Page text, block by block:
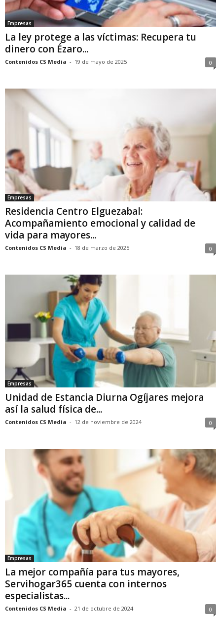
Empresas
La ley protege a las víctimas: Recupera tu
dinero con Ézaro...
Contenidos CS Media - 19 de mayo de 2025 0
Empresas
Residencia Centro Elguezabal:
Acompañamiento emocional y calidad de
vida para mayores...
Contenidos CS Media - 18 de marzo de 2025 0
Empresas
Unidad de Estancia Diurna Ogíjares mejora
así la salud física de...
Contenidos CS Media - 12 de noviembre de 2024 0
Empresas
La mejor compañía para tus mayores,
Servihogar365 cuenta con internos
especialistas...
Contenidos CS Media - 21 de octubre de 2024 0